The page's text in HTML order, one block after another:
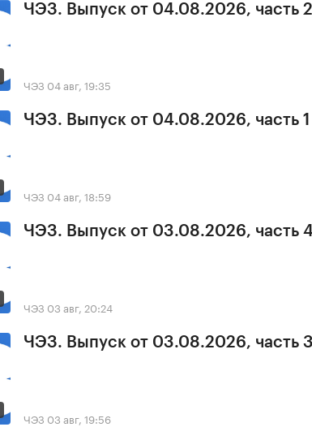
ЧЭЗ. Выпуск от 04.08.2026, часть 2
ЧЭЗ 04 авг, 19:35
ЧЭЗ. Выпуск от 04.08.2026, часть 1
ЧЭЗ 04 авг, 18:59
ЧЭЗ. Выпуск от 03.08.2026, часть
ЧЭЗ 03 авг, 20:24
ЧЭЗ. Выпуск от 03.08.2026, часть
ЧЭЗ 03 авг, 19:56